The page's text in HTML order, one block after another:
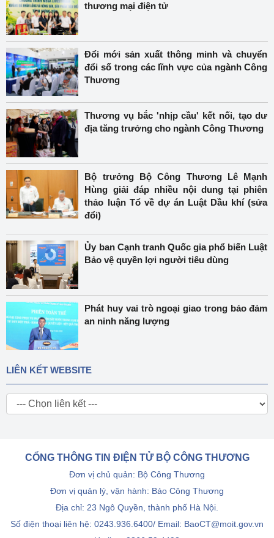
thương mại điện tử
Đổi mới sản xuất thông minh và chuyển
đổi số trong các lĩnh vực của ngành Công
Thương
Thương vụ bắc 'nhịp cầu' kết nối, tạo dư
địa tăng trưởng cho ngành Công Thương
Bộ trưởng Bộ Công Thương Lê Mạnh
Hùng giải đáp nhiều nội dung tại phiên
thảo luận Tổ về dự án Luật Dầu khí (sửa
đổi)
Ủy ban Cạnh tranh Quốc gia phổ biến Luật
Bảo vệ quyền lợi người tiêu dùng
Phát huy vai trò ngoại giao trong bảo đảm
an ninh năng lượng
LIÊN KẾT WEBSITE
CỔNG THÔNG TIN ĐIỆN TỬ BỘ CÔNG THƯƠNG
Đơn vị chủ quản: Bộ Công Thương
Đơn vị quản lý, vận hành: Báo Công Thương
Địa chỉ: 23 Ngô Quyền, thành phố Hà Nội.
Số điện thoại liên hệ: 0243.936.6400/ Email: BaoCT@moit.gov.vn